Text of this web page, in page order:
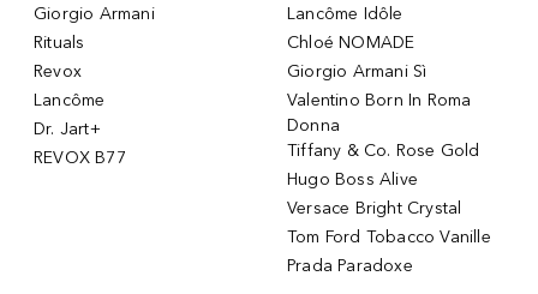
Giorgio Armani
Rituals
Revox
Lancôme
Dr. Jart+
REVOX B77
Lancôme Idôle
Chloé NOMADE
Giorgio Armani Sì
Valentino Born In Roma
Donna
Tiffany & Co. Rose Gold
Hugo Boss Alive
Versace Bright Crystal
Tom Ford Tobacco Vanille
Prada Paradoxe